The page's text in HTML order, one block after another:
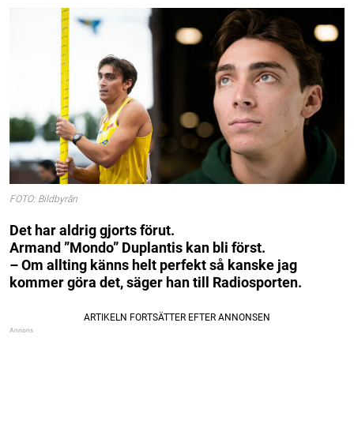
FOTO: Bildbyrån
Det har aldrig gjorts förut.
Armand ”Mondo” Duplantis kan bli först.
– Om allting känns helt perfekt så kanske jag
kommer göra det, säger han till Radiosporten.